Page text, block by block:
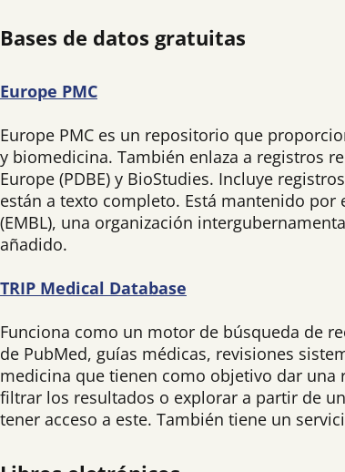
Bases de datos gratuitas
Europe PMC
Europe PMC es un repositorio que
y biomedicina. También enlaza a registros
Europe (PDBE) y BioStudies. Incluye
están a texto completo. Está mantenido
(EMBL), una organización
añadido.
TRIP Medical Database
Funciona como un motor de búsqueda de
de PubMed, guías médicas, revisiones
medicina que tienen como objetivo dar una
filtrar los resultados o explorar a partir de
tener acceso a este. También tiene un